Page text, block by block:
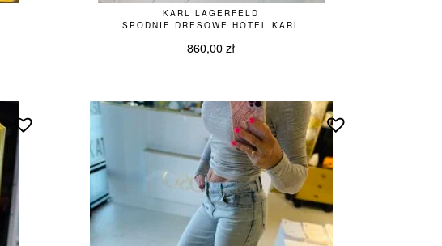
KARL LAGERFELD
SPODNIE DRESOWE HOTEL KARL
860,00zł